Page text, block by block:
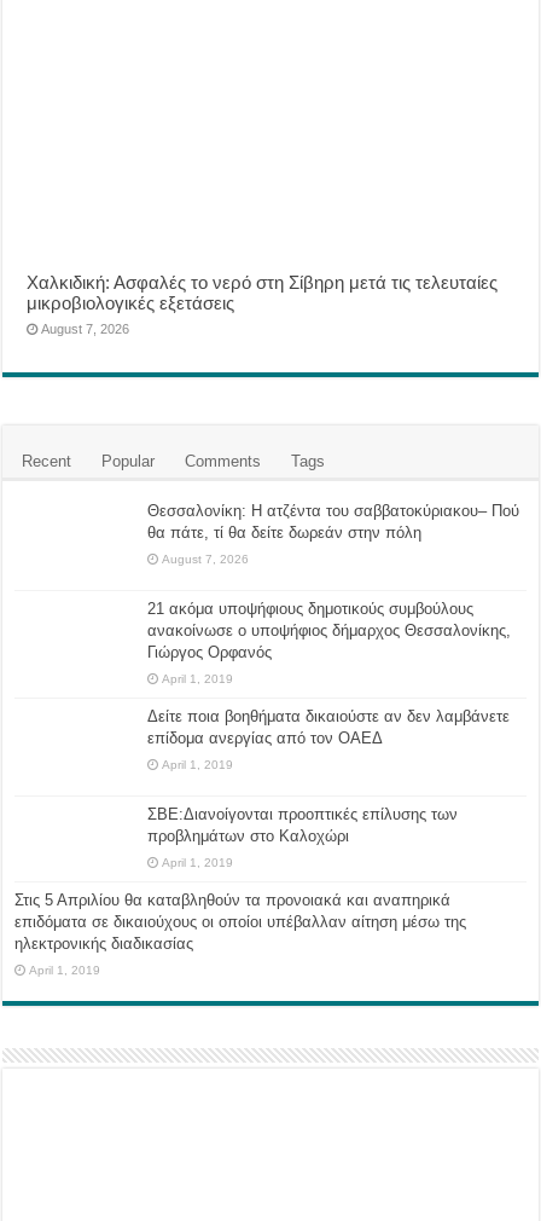
Χαλκιδική: Ασφαλές το νερό στη Σίβηρη μετά τις τελευταίες
μικροβιολογικές εξετάσεις
August 7, 2026
Recent Popular Comments Tags
Θεσσαλονίκη: Η ατζέντα του σαββατοκύριακου– Πού
θα πάτε, τί θα δείτε δωρεάν στην πόλη
August 7, 2026
21 ακόμα υποψήφιους δημοτικούς συμβούλους
ανακοίνωσε ο υποψήφιος δήμαρχος Θεσσαλονίκης,
Γιώργος Ορφανός
April 1, 2019
Δείτε ποια βοηθήματα δικαιούστε αν δεν λαμβάνετε
επίδομα ανεργίας από τον ΟΑΕΔ
April 1, 2019
ΣΒΕ:Διανοίγονται προοπτικές επίλυσης των
προβλημάτων στο Καλοχώρι
April 1, 2019
Στις 5 Απριλίου θα καταβληθούν τα προνοιακά και αναπηρικά
επιδόματα σε δικαιούχους οι οποίοι υπέβαλλαν αίτηση μέσω της
ηλεκτρονικής διαδικασίας
April 1, 2019